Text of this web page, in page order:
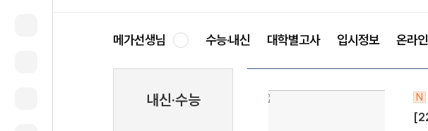
메가선생님 수능·내신 대학별고사 입시정보 온라
내신·수능 N